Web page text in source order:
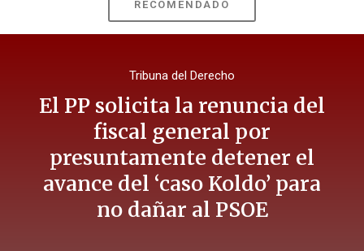
RECOMENDADO
Tribuna del Derecho
El PP solicita la renuncia del
fiscal general por
presuntamente detener el
avance del ‘caso Koldo’ para
no dañar al PSOE